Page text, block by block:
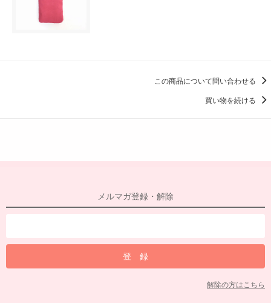
この商品について問い合わせる
買い物を続ける
メルマガ登録・解除
解除の方はこちら